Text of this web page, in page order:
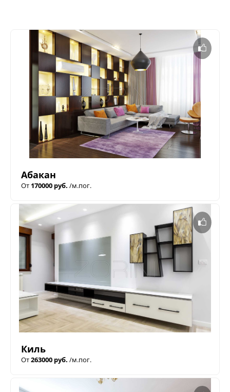
Абакан
От 170000 руб. /м.пог.
Киль
От263000 руб. /м.пог.